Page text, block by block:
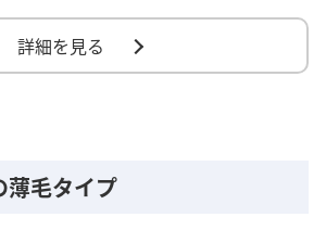
詳細を見る
薄毛タイプ